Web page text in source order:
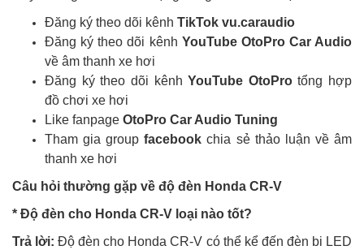
Đăng ký theo dõi kênh TikTok vu.caraudio
Đăng ký theo dõi kênh YouTube OtoPro Car Audio
về âm thanh xe hơi
Đăng ký theo dõi kênhYouTube OtoProtổng hợp
đồ chơi xe hơi
Like fanpage OtoPro Car Audio Tuning
Tham gia groupfacebook chia sẻ thảo luận về âm
thanh xe hơi
Câu hỏi thường gặp về độ đèn Honda CR-V
* Độ đèn cho Honda CR-V loại nào tốt?
Trả lời: Độ đèn cho Honda CR-V có thể kể đến đèn bi LED